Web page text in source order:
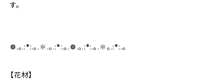
す。
❁.｡.:*:.｡.✽.｡.:*:.｡.❁.｡.:*:.｡.✽｡.:*:.｡
【花材】